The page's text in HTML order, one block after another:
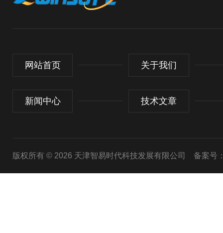
网站首页 关于我们
新闻中心 技术文章
版权所有 © 2026 天津智易时代科技发展有限公司 备案号